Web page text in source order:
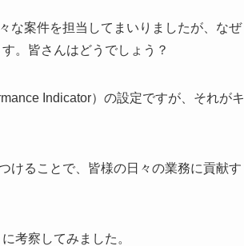
な案件を担当してまいりましたが、なぜ
。皆さんはどうでしょう？
Indicator）の設定ですが、それがキ
けることで、皆様の日々の業務に貢献す
考察してみました。